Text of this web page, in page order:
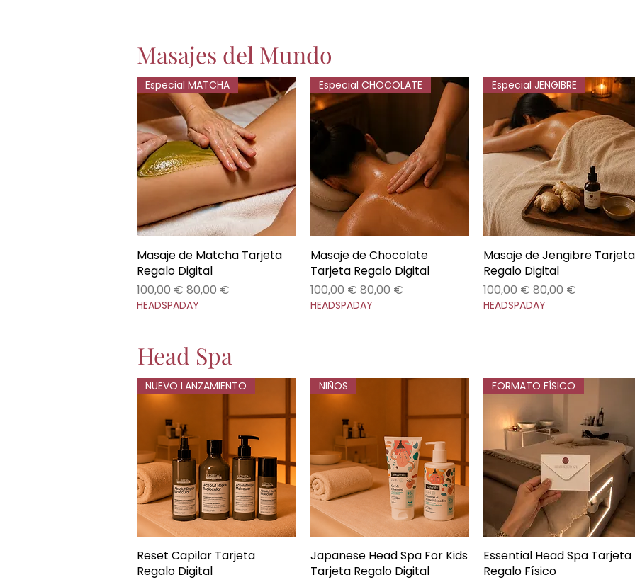
Masajes del Mundo
Vista rápida
Especial MATCHA
Masaje de Matcha Tarjeta
Regalo Digital
Precio
100,00 €Precio de oferta
80,00 €
HEADSPADAY
Vista rápida
Especial CHOCOLATE
Masaje de Chocolate
Tarjeta Regalo Digital
Precio
100,00 €Precio de oferta
80,00 €
HEADSPADAY
Vista rápida
Especial JENGIBRE
Masaje de Jengibre Tarjeta
Regalo Digital
Precio
100,00 €Precio de oferta
80,00 €
HEADSPADAY
Head Spa
Vista rápida
NUEVO LANZAMIENTO
Reset Capilar Tarjeta
Regalo Digital
Vista rápida
NIÑOS
Japanese Head Spa For Kids
Tarjeta Regalo Digital
Vista rápida
FORMATO FÍSICO
Essential Head Spa Tarjeta
Regalo Físico